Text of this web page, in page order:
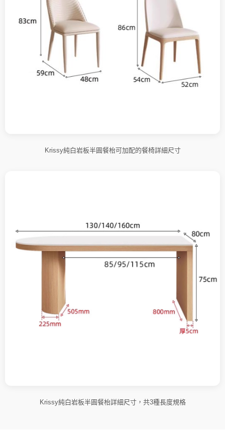
Krissy純白岩板半圓餐枱可加配的餐椅詳細尺寸
Krissy純白岩板半圓餐枱詳細尺寸，共3種長度規格